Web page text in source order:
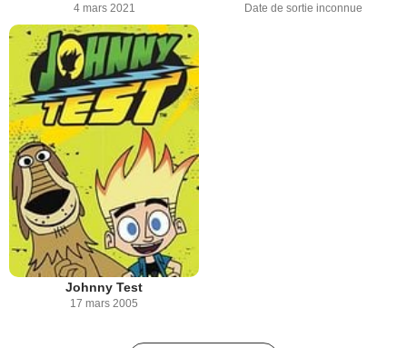
4 mars 2021 Date de sortie inconnue
Johnny Test
17 mars 2005